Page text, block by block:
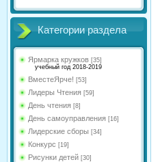
Категории раздела
Ярмарка кружков [35]
учебный год 2018-2019
ВместеЯрче! [53]
Лидеры Чтения [59]
День чтения [8]
День самоуправления [16]
Лидерские сборы [34]
Конкурс [19]
Рисунки детей [30]